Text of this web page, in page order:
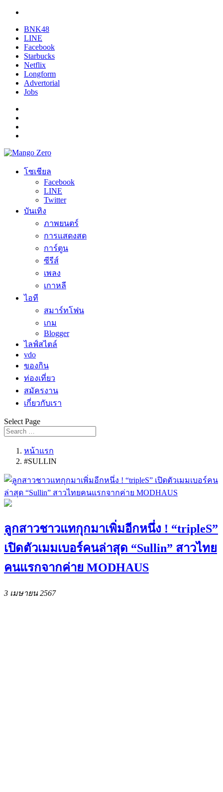
BNK48
LINE
Facebook
Starbucks
Netflix
Longform
Advertorial
Jobs
โซเชียล
Facebook
LINE
Twitter
บันเทิง
ภาพยนตร์
การแสดงสด
การ์ตูน
ซีรีส์
เพลง
เกาหลี
ไอที
สมาร์ทโฟน
เกม
Blogger
ไลฟ์สไตล์
vdo
ของกิน
ท่องเที่ยว
สมัครงาน
เกี่ยวกับเรา
Select Page
หน้าแรก
#SULLIN
ลูกสาวชาวแทกุกมาเพิ่มอีกหนึ่ง ! “tripleS”
เปิดตัวเมมเบอร์คนล่าสุด “Sullin” สาวไทย
คนแรกจากค่าย MODHAUS
3 เมษายน 2567